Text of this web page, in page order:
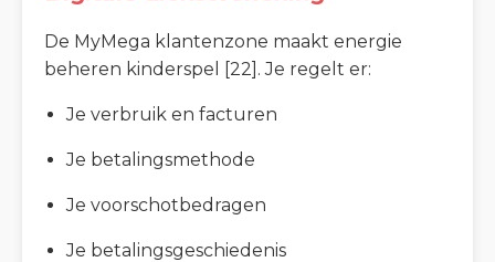
De MyMega klantenzone maakt energie
beheren kinderspel [22]. Je regelt er:
Je verbruik en facturen
Je betalingsmethode
Je voorschotbedragen
Je betalingsgeschiedenis